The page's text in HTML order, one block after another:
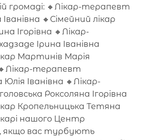
громаді: 🔸Лікар-терапевт
🔸Сімейний лікар
Ігорівна 🔸Лікар-
Ірина Іванівна
Мартинів Марія
терапевт
Юлія Іванівна 🔸Лікар-
Роксоляна Ігорівна
Кропельницька Тетяна
нашого Центр
якщо вас турбують